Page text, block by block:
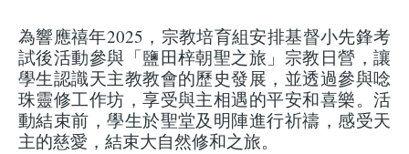
為響應禧年2025，宗教培育組安排基督小先鋒考
試後活動參與「鹽田梓朝聖之旅」宗教日營，讓
學生認識天主教教會的歷史發展，並透過參與唸
珠靈修工作坊，享受與主相遇的平安和喜樂。活
動結束前，學生於聖堂及明陣進行祈禱，感受天
主的慈愛，結束大自然修和之旅。